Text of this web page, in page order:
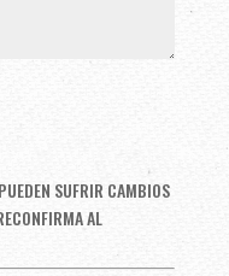
SUFRIR CAMBIOS
AL